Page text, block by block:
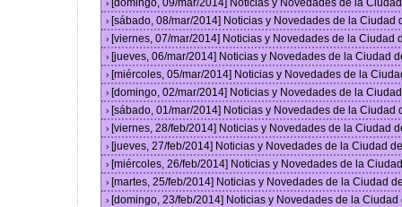
› [domingo, 09/mar/2014] Noticias y Novedades de la
› [sábado, 08/mar/2014] Noticias y Novedades de la Ciudad
› [viernes, 07/mar/2014] Noticias y Novedades de la Ciudad
› [jueves, 06/mar/2014] Noticias y Novedades de la Ciudad
› [miércoles, 05/mar/2014] Noticias y Novedades de la
› [domingo, 02/mar/2014] Noticias y Novedades de la
› [sábado, 01/mar/2014] Noticias y Novedades de la Ciudad
› [viernes, 28/feb/2014] Noticias y Novedades de la Ciudad
› [jueves, 27/feb/2014] Noticias y Novedades de la Ciudad
› [miércoles, 26/feb/2014] Noticias y Novedades de la
› [martes, 25/feb/2014] Noticias y Novedades de la Ciudad
› [domingo, 23/feb/2014] Noticias y Novedades de la